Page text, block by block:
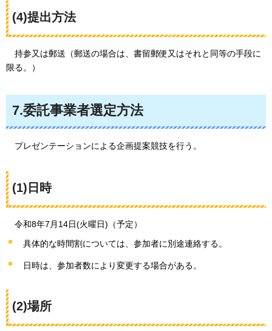
(4)提出方法
持参又は郵送 （郵送の場合は、書留郵便又はそれと同等の手段に
限る。）
7.委託事業者選定方法
プレゼンテーションによる企画提案競技を行う。
(1)日時
令和8年7月14日(火曜日)（予定）
具体的な時間割については、参加者に別途連絡する。
日時は、参加者数により変更する場合がある。
(2)場所